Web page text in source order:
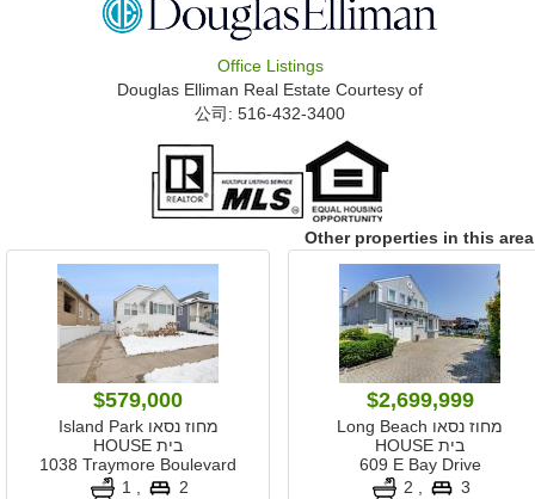
Office Listings
Courtesy of
Douglas Elliman Real Estate
公司: ‍516-432-3400
Other properties in this area
$2,699,999
מחוז נסאו Long Beach
בית HOUSE
609 E Bay Drive
3
$579,000
מחוז נסאו Island Park
בית HOUSE
1038 Traymore Boulevard
2